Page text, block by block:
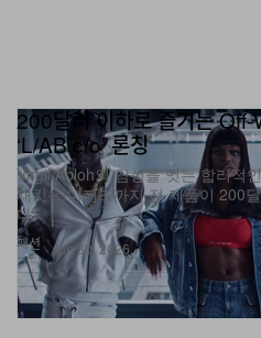
패션
200달러 이하로 즐기는
‘L/AB c/o’ 론칭
Virgil Abloh의 감성을 잇는 합리적
재킷·스니커즈까지 전 제품이 200
다.
Jun 30, 2026